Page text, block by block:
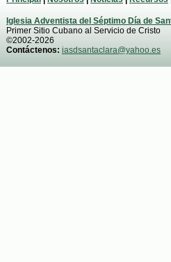
Iglesia Adventista del Séptimo Día de
Primer Sitio Cubano al Servicio de Cristo
©2002-2026
Contáctenos: iasdsantaclara@yahoo.es